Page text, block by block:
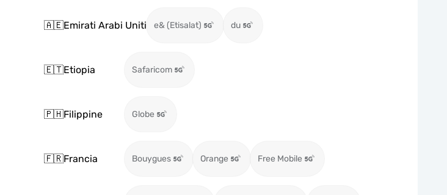
🇦🇪Emirati Arabi Uniti e& (Etisalat) du
🇪🇹Etiopia Safaricom
🇵🇭Filippine Globe
🇫🇷Francia Bouygues Orange Free Mobile